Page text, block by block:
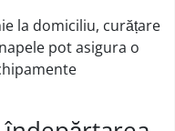
la domiciliu, curățare
pot asigura o